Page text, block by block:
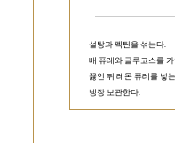
설탕과 펙틴을 섞는다.
배 퓨레와 글루코스를
끓인 뒤 레몬 퓨레를 넣
냉장 보관한다.